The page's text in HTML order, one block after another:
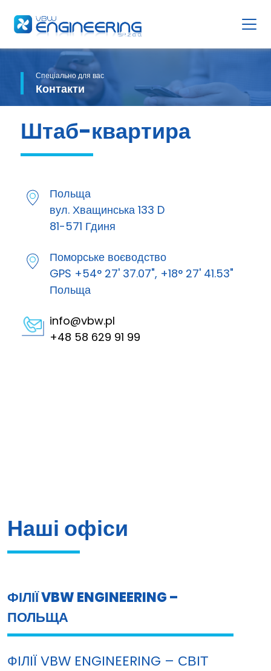
Спеціально для вас
Контакти
Штаб-квартира
Польща
вул. Хващинська 133 D
81-571 Гдиня
Поморське воєводство
GPS +54° 27' 37.07", +18° 27' 41.53"
Польща
info@vbw.pl
+48 58 629 91 99
Наші офіси
ФІЛІЇ VBW ENGINEERING –
ПОЛЬЩА
ФІЛІЇ VBW ENGINEERING – СВІТ